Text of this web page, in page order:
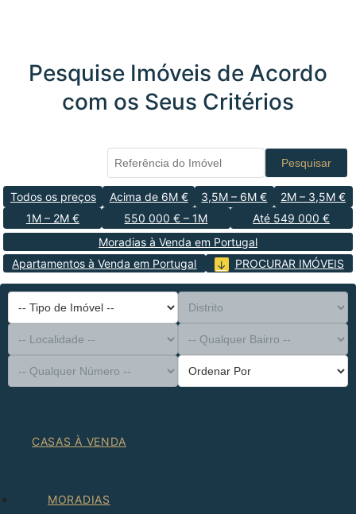
Pesquise Imóveis de Acordo
com os Seus Critérios
Pesquisar
Todos os preços Acima de 6M € 3,5M – 6M €
2M – 3,5M €
1M – 2M €
550 000 € – 1M
Até 549 000 €
Moradias à Venda em Portugal
Apartamentos à Venda em Portugal
PROCURAR IMÓVEIS
-- Tipo de Imóvel --
Distrito
-- Localidade --
-- Qualquer Bairro --
-- Qualquer Número --
Ordenar Por
CASAS À VENDA
MORADIAS